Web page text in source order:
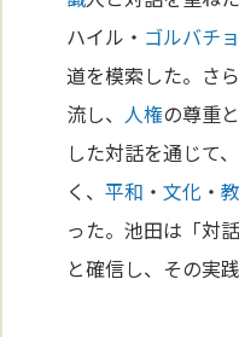
ハイル・ ゴルバチ
道を模索した。さ
流し、 人権の尊重
した対話を通じて
く、平和 ・文化 ・
った。池田は「対
と確信し、その実